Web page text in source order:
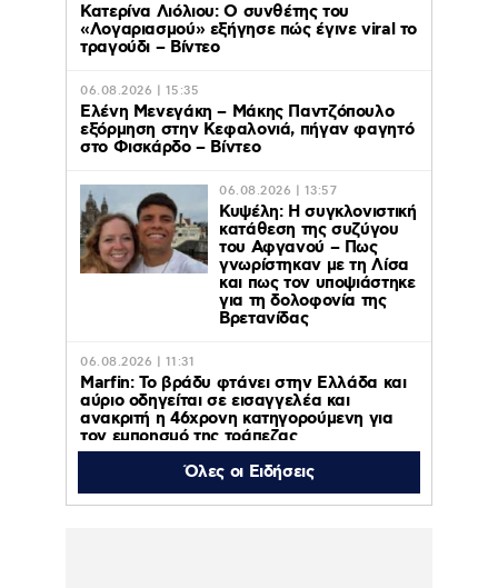
Κατερίνα Λιόλιου: Ο συνθέτης του
«Λογαριασμού» εξήγησε πώς έγινε viral το
τραγούδι – Βίντεο
06.08.2026 | 15:35
Ελένη Μενεγάκη – Μάκης Παντζόπουλο
εξόρμηση στην Κεφαλονιά, πήγαν φαγητό
στο Φισκάρδο – Βίντεο
06.08.2026 | 13:57
Κυψέλη: Η συγκλονιστική
κατάθεση της συζύγου
του Αφγανού – Πως
γνωρίστηκαν με τη Λίσα
και πως τον υποψιάστηκε
για τη δολοφονία της
Βρετανίδας
06.08.2026 | 11:31
Marfin: Το βράδυ φτάνει στην Ελλάδα και
αύριο οδηγείται σε εισαγγελέα και
ανακριτή η 46χρονη κατηγορούμενη για
τον εμπρησμό της τράπεζας
06.08.2026 | 11:23
Γαρυφαλλιά Καληφώνη: Διακοπές με
Όλες οι Ειδήσεις